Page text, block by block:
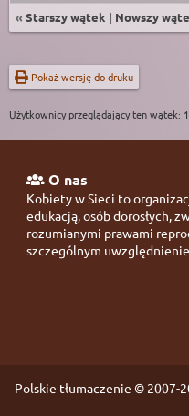
« Starszy wątek | Nowszy
Pokaż wersję do druku
Użytkownicy przeglądający ten wątek:
O nas
Kobiety w Sieci to
edukacją, osób dorosłych,
rozumianymi prawami
szczególnym
Polskie tłumaczenie © 2007-